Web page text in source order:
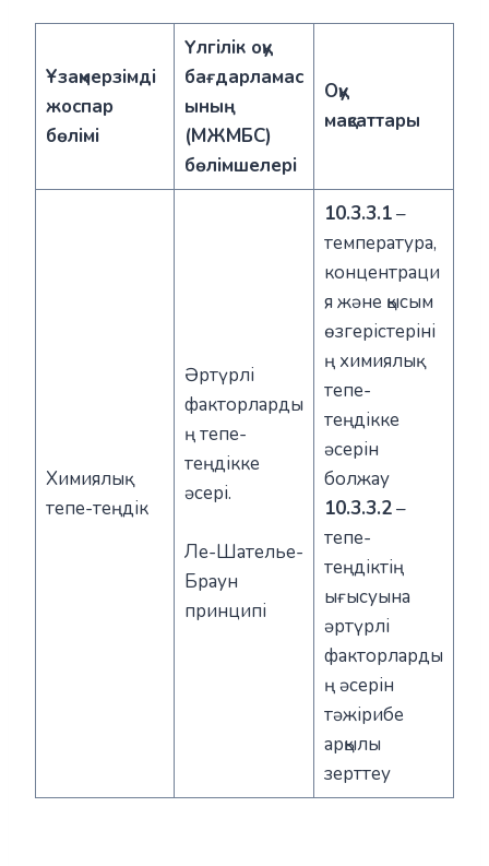
Ұзақмерзімді
жоспар
бөлімі
Үлгілік оқу
бағдарламас
ының
(МЖМБС)
бөлімшелері
Оқу
мақсаттары
Химиялық
тепе-теңдік
Әртүрлі
факторларды
ң тепе-
теңдікке
әсері.
Ле-Шателье-
Браун
принципі
10.3.3.1–
температура,
концентраци
я және қысым
өзгерістеріні
ң химиялық
тепе-
теңдікке
әсерін
болжау
10.3.3.2–
тепе-
теңдіктің
ығысуына
әртүрлі
факторларды
ң әсерін
тәжірибе
арқылы
зерттеу